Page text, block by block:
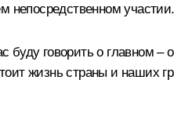
непосредственном участии.
говорить о главном –
жизнь страны и наших